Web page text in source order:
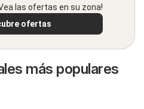
las ofertas en su zona!
ofertas
más populares